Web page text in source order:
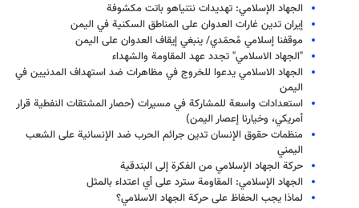
الجهاد الإسلامي: تهديدات نتنياهو باتت مكشوفة
إیران تدين غارات العدوان على المناطق السكنية في اليمن
موقفنا إسلامي مُحمّدي/ ينبغي إيقاف العدوان على اليمن
"الجهاد الاسلامي" تجدد عهد المقاومة والشهداء
الجهاد الاسلامي يدعوا للخروج في مظاهرات ضد استهداف المدنيين في
اليمن
استعدادات واسعة للمشاركة في مسيرات (حصار المشتقات النفطية قرار
أمريكي، وخيارنا إعصار اليمن)
منظمات حقوق الإنسان تدين جرائم الحرب ضد الإنسانية على الشعب
اليمني
حرکة الجهاد الإسلامي من الفکرة إلی البندقية
الجهاد الإسلامي: المقاومة سترد على أي اعتداء بالمثل
لماذا يجب الحفاظ على حركة الجهاد الاسلامي؟